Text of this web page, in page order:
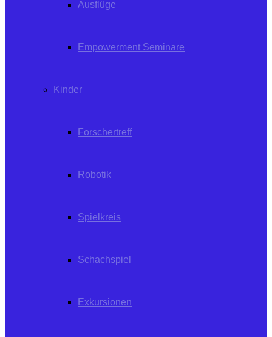
Ausflüge
Empowerment Seminare
Kinder
Forschertreff
Robotik
Spielkreis
Schachspiel
Exkursionen